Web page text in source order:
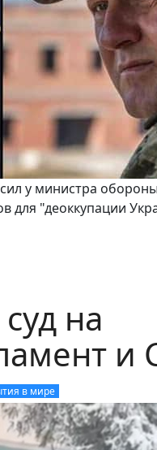
у министра
для "деоккупации
на
и
в мире